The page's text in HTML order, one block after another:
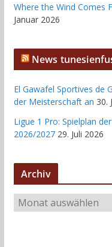
Where the Wind Comes
Januar 2026
News
El Gawafel Sportives de
der Meisterschaft an 30.
Ligue 1 Pro: Spielplan
2026/2027 29. Juli 2026
Archiv
r